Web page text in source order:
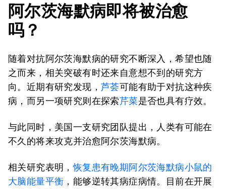
阿尔茨海默病即将被治愈
吗？
随着对抗阿尔茨海默病的研究不断深入，希望也随
之而来，相关突破有时还来自意想不到的研究方
向。近期有研究发现， 芦荟可能有助于对抗这种疾
病，而另一项研究则在探索芹菜是否也具有疗效。
与此同时，美国一支研究团队提出，人类有可能在
不久的将来攻克并治愈阿尔茨海默病。
相关研究表明，恢复患有晚期阿尔茨海默病小鼠的
大脑能量平衡 ，能够逆转其病症病情。目前在开展